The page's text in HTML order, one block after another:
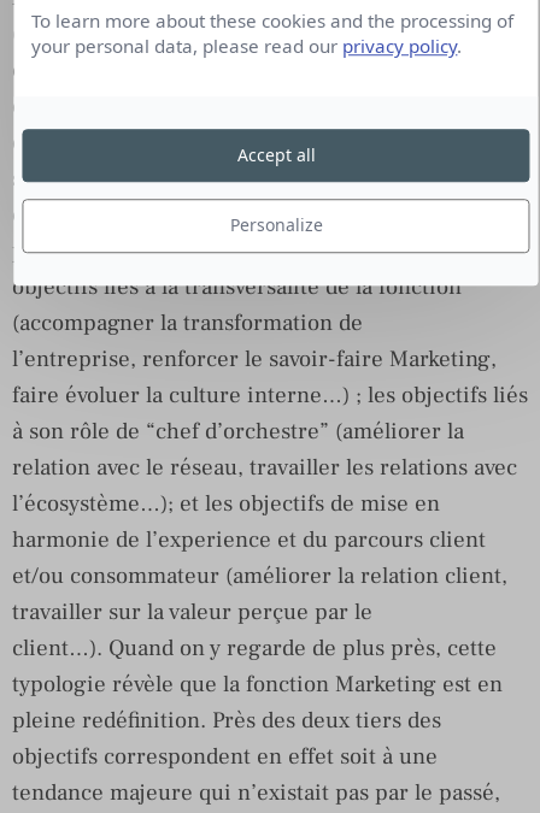
(personnalisation), les Directeurs Marketing
cherchent le bon modèle, en expérimentant,
en prenant des risques et en apprenant de leurs
erreurs. La troisième catégorie est celle des
signaux faibles, qui pourraient être précurseurs de
ce que sera la fonction Marketing dans le futur. On
peut les ranger en trois grands ensembles : les
objectifs liés à la transversalité de la fonction
(accompagner la transformation de
l’entreprise, renforcer le savoir-faire Marketing,
faire évoluer la culture interne…) ; les objectifs liés
à son rôle de “chef d’orchestre” (améliorer la
relation avec le réseau, travailler les relations avec
l’écosystème…); et les objectifs de mise en
harmonie de l’experience et du parcours client
et/ou consommateur (améliorer la relation client,
travailler sur la valeur perçue par le
client…). Quand on y regarde de plus près, cette
typologie révèle que la fonction Marketing est en
pleine redéfinition. Près des deux tiers des
objectifs correspondent en effet soit à une
tendance majeure qui n’existait pas par le passé,
To learn more about these cookies and the processing of
your personal data, please read our privacy policy.
Personalize
Accept all